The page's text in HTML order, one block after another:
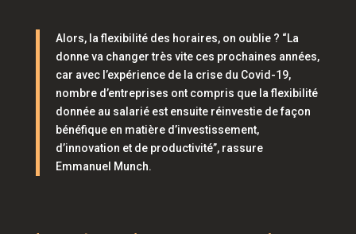
Alors, la flexibilité des horaires, on oublie ? “La
donne va changer très vite ces prochaines années,
car avec l’expérience de la crise du Covid-19,
nombre d’entreprises ont compris que la flexibilité
donnée au salarié est ensuite réinvestie de façon
bénéfique en matière d’investissement,
d’innovation et de productivité”,rassure
Emmanuel Munch.